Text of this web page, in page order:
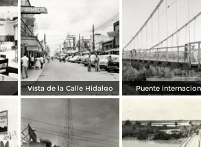
Vista de la Calle Hidalgo Puente